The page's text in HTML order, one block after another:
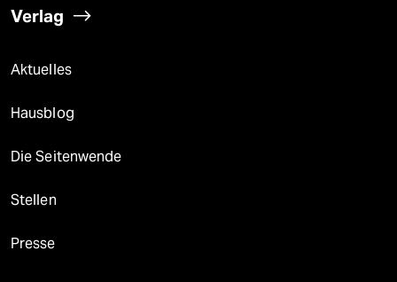
Verlag
Aktuelles
Hausblog
Die Seitenwende
Stellen
Presse